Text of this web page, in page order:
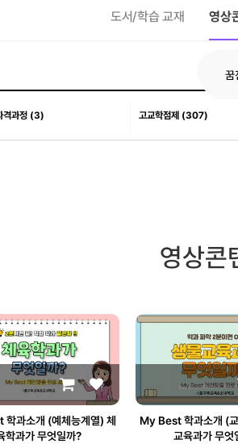
도서/학습 교재 영상
꿈
격과정 (3) 고교학점제 (307)
영상콘
과소개 (예체능계열) 체
학과가 무엇일까?
My Best 학과소개 (
교육과가 무엇